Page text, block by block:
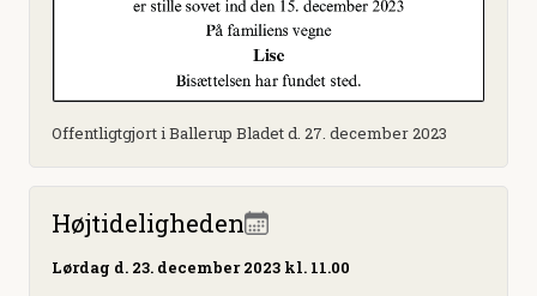
Offentligtgjort i Ballerup Bladet d. 27. december 2023
Højtideligheden
Lørdag d. 23. december 2023 kl. 11.00